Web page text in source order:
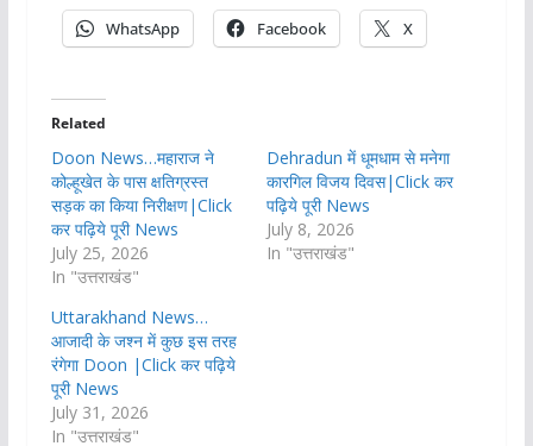
WhatsApp Facebook X
Related
Doon News…महाराज ने
कोल्हूखेत के पास क्षतिग्रस्त
सड़क का किया निरीक्षण|Click
कर पढ़िये पूरी News
July 25, 2026
In "उत्तराखंड"
Dehradun में धूमधाम से मनेगा
कारगिल विजय दिवस|Click कर
पढ़िये पूरी News
July 8, 2026
In "उत्तराखंड"
Uttarakhand News…
आजादी के जश्न में कुछ इस तरह
रंगेगा Doon |Click कर पढ़िये
पूरी News
July 31, 2026
In "उत्तराखंड"